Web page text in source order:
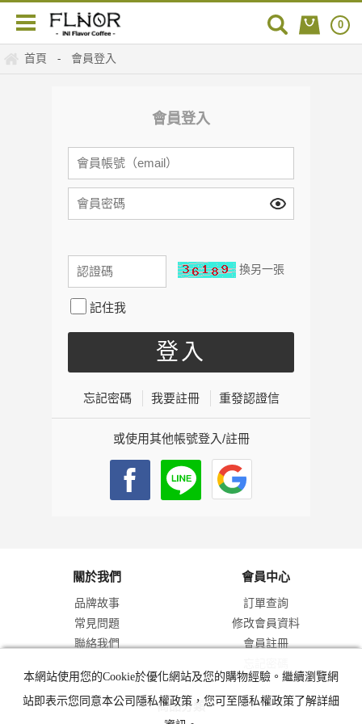
0
首頁 - 會員登入
會員登入
換另一張
記住我
忘記密碼 我要註冊 重發認證信
或使用其他帳號登入/註冊
關於我們
品牌故事
常見問題
聯絡我們
會員中心
訂單查詢
修改會員資料
會員註冊
商品分類
本網站使用您的Cookie於優化網站及您的購物經驗。繼續瀏覽網
站即表示您同意本公司隱私權政策，您可至隱私權政策了解詳細